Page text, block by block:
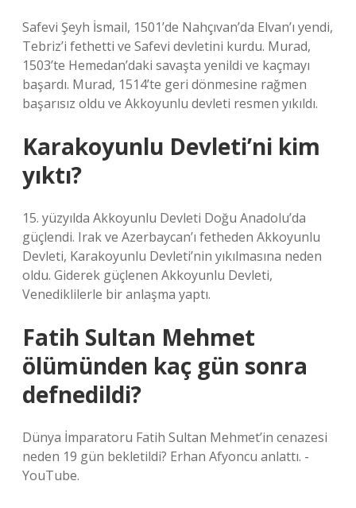
Safevi Şeyh İsmail, 1501’de Nahçıvan’da Elvan’ı yendi,
Tebriz’i fethetti ve Safevi devletini kurdu. Murad,
1503’te Hemedan’daki savaşta yenildi ve kaçmayı
başardı. Murad, 1514’te geri dönmesine rağmen
başarısız oldu ve Akkoyunlu devleti resmen yıkıldı.
Karakoyunlu Devleti’ni kim
yıktı?
15. yüzyılda Akkoyunlu Devleti Doğu Anadolu’da
güçlendi. Irak ve Azerbaycan’ı fetheden Akkoyunlu
Devleti, Karakoyunlu Devleti’nin yıkılmasına neden
oldu. Giderek güçlenen Akkoyunlu Devleti,
Venediklilerle bir anlaşma yaptı.
Fatih Sultan Mehmet
ölümünden kaç gün sonra
defnedildi?
Dünya İmparatoru Fatih Sultan Mehmet’in cenazesi
neden 19 gün bekletildi? Erhan Afyoncu anlattı. -
YouTube.